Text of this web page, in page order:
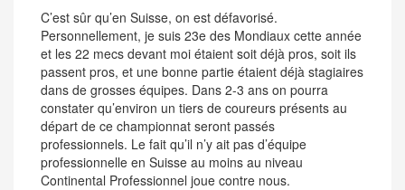
C’est sûr qu’en Suisse, on est défavorisé.
Personnellement, je suis 23e des Mondiaux cette année
et les 22 mecs devant moi étaient soit déjà pros, soit ils
passent pros, et une bonne partie étaient déjà stagiaires
dans de grosses équipes. Dans 2-3 ans on pourra
constater qu’environ un tiers de coureurs présents au
départ de ce championnat seront passés
professionnels. Le fait qu’il n’y ait pas d’équipe
professionnelle en Suisse au moins au niveau
Continental Professionnel joue contre nous.